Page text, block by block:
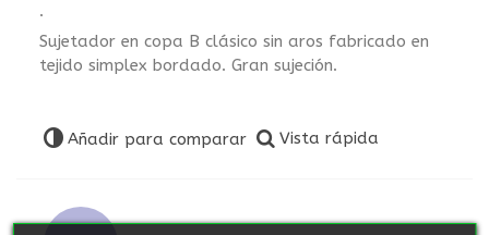
.
Sujetador en copa B clásico sin aros fabricado en
tejido simplex bordado. Gran sujeción.
Añadir para comparar Vista rápida